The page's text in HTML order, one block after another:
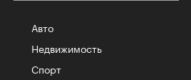
Авто
Недвижимость
Спорт